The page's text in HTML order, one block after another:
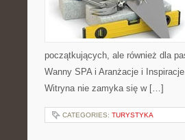
początkujących, ale również dla
Wanny SPA i Aranżacje i
Witryna nie zamyka się w […]
CATEGORIES: TURYSTYKA